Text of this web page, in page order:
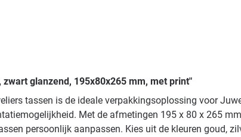
glanzend, 195x80x265 mm, met print"
tassen is de ideale verpakkingsoplossing voor
Met de afmetingen 195 x 80 x 265
persoonlijk aanpassen. Kies uit de kleuren goud,